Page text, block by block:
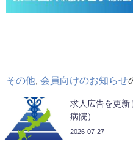
その他 会員向けのお知らせ
求人広告を更
病院）
2026-07-27